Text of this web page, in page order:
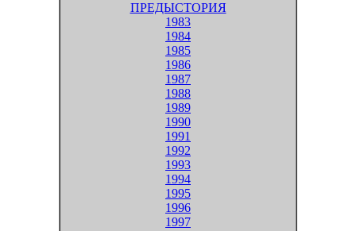
ПРЕДЫСТОРИЯ
1983
1984
1985
1986
1987
1988
1989
1990
1991
1992
1993
1994
1995
1996
1997